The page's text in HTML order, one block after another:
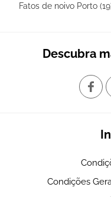
Fatos de noivo Porto
Descubra
Condições